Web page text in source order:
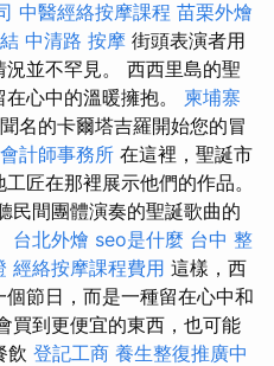
中醫經絡按摩課程 苗栗外燴
中清路 按摩 街頭表演者用
並不罕見。 西西里島的聖
心中的溫暖擁抱。 柬埔寨
名的卡爾塔吉羅開始您的冒
會計師事務所 在這裡，聖誕市
匠在那裡展示他們的作品。
民間團體演奏的聖誕歌曲的
台北外燴 seo是什麼 台中 整
經絡按摩課程費用 這樣，西
節日，而是一種留在心中和
買到更便宜的東西，也可能
飲 登記工商 養生整復推廣中